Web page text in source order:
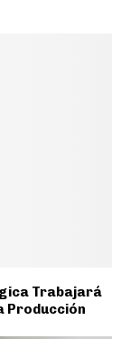
Trabajará
Producción